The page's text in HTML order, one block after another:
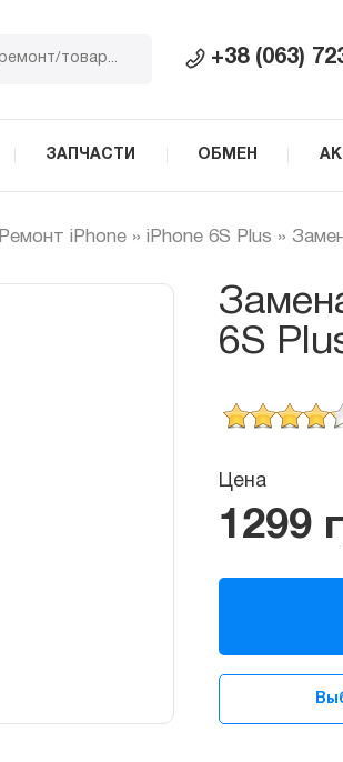
+38 (063)
ЗАПЧАСТИ ОБМЕН
Ремонт iPhone » iPhone 6S Plus »
6S
Цена
1299грн.